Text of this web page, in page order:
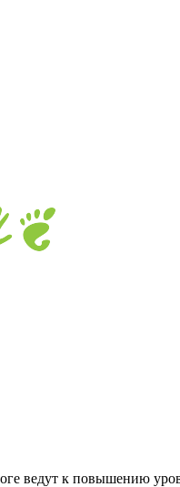
ведут к повышению